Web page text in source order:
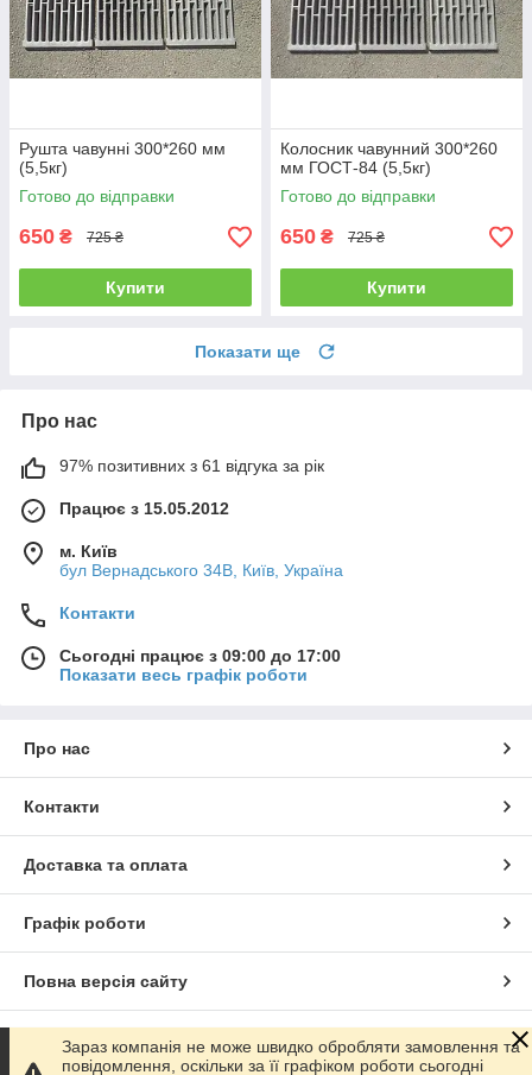
Рушта чавунні 300*260 мм
(5,5кг)
Готово до відправки
650 ₴ 725 ₴
Купити
Колосник чавунний 300*260
мм ГОСТ-84 (5,5кг)
Готово до відправки
650 ₴ 725 ₴
Купити
Показати ще
Про нас
97% позитивних з 61 відгука за рік
Працює з 15.05.2012
м. Київ
бул Вернадського 34В, Київ, Україна
Контакти
Сьогодні працює з 09:00 до 17:00
Показати весь графік роботи
Про нас
Контакти
Доставка та оплата
Графік роботи
Повна версія сайту
Сайт створено на маркетплейсіProm.ua
Зараз компанія не може швидко обробляти замовлення та
повідомлення, оскільки за її графіком роботи сьогодні